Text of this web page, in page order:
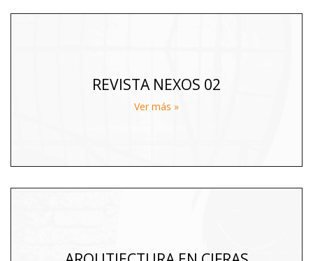
REVISTA NEXOS 02
Ver más »